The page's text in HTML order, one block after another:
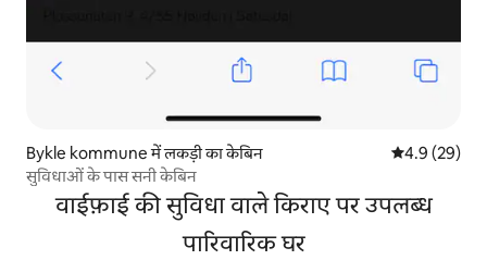
Bykle kommune में लकड़ी का केबिन औसत रेटिंग 5 में
4.9 (29)
सुविधाओं के पास सनी केबिन
वाईफ़ाई की सुविधा वाले किराए पर उपलब्ध
पारिवारिक घर